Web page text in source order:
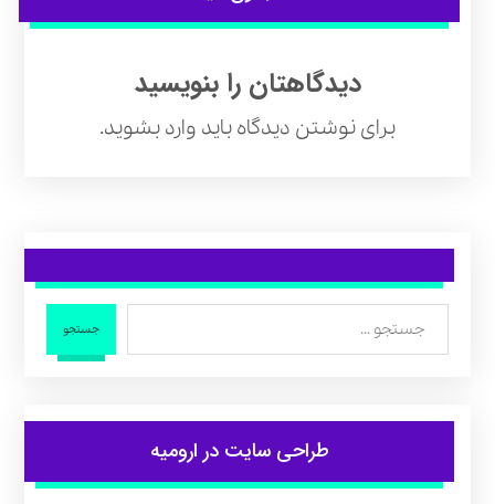
دیدگاهتان را بنویسید
برای نوشتن دیدگاه باید وارد بشوید.
جستجو
طراحی سایت در ارومیه